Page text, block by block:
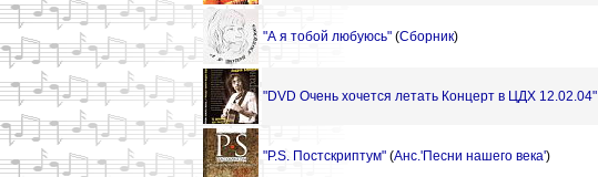
"А я тобой любуюсь" (Сборник)
"DVD Очень хочется летать Концерт в ЦДХ 12.02.04"
"P.S. Постскриптум" (Анс.'Песни нашего века')